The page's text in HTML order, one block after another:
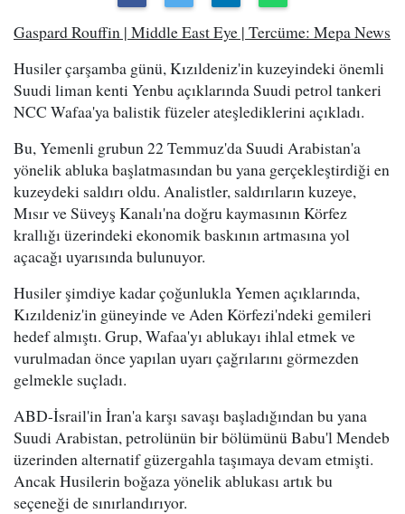
Gaspard Rouffin | Middle East Eye | Tercüme: Mepa News
Husiler çarşamba günü, Kızıldeniz'in kuzeyindeki önemli
Suudi liman kenti Yenbu açıklarında Suudi petrol tankeri
NCC Wafaa'ya balistik füzeler ateşlediklerini açıkladı.
Bu, Yemenli grubun 22 Temmuz'da Suudi Arabistan'a
yönelik abluka başlatmasından bu yana gerçekleştirdiği en
kuzeydeki saldırı oldu. Analistler, saldırıların kuzeye,
Mısır ve Süveyş Kanalı'na doğru kaymasının Körfez
krallığı üzerindeki ekonomik baskının artmasına yol
açacağı uyarısında bulunuyor.
Husiler şimdiye kadar çoğunlukla Yemen açıklarında,
Kızıldeniz'in güneyinde ve Aden Körfezi'ndeki gemileri
hedef almıştı. Grup, Wafaa'yı ablukayı ihlal etmek ve
vurulmadan önce yapılan uyarı çağrılarını görmezden
gelmekle suçladı.
ABD-İsrail'in İran'a karşı savaşı başladığından bu yana
Suudi Arabistan, petrolünün bir bölümünü Babu'l Mendeb
üzerinden alternatif güzergahla taşımaya devam etmişti.
Ancak Husilerin boğaza yönelik ablukası artık bu
seçeneği de sınırlandırıyor.